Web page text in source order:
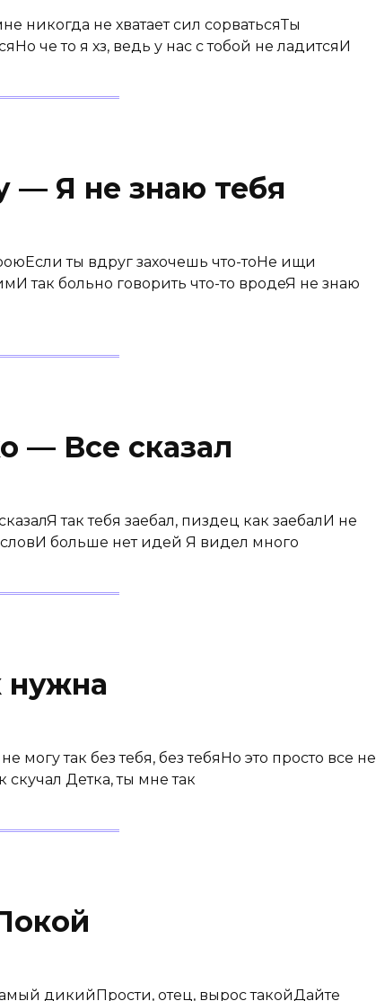
никогда не хватает сил сорватьсяТы
че то я хз, ведь у нас с тобой не ладитсяИ
— Я не знаю тебя
ты вдруг захочешь что-тоНе ищи
так больно говорить что-то вродеЯ не знаю
— Все сказал
так тебя заебал, пиздец как заебалИ не
больше нет идей Я видел много
нужна
могу так без тебя, без тебяНо это просто все не
скучал Детка, ты мне так
дикийПрости, отец, вырос такойДайте